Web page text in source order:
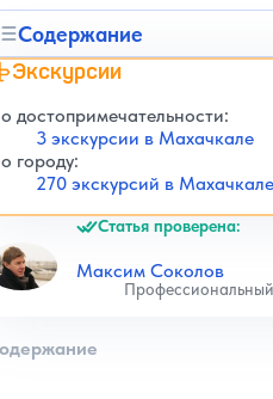
Содержание
Экскурсии
достопримечательности:
3 экскурсии в Махачкале
городу:
270 экскурсий в Махачкале
Статья проверена:
Максим Соколов